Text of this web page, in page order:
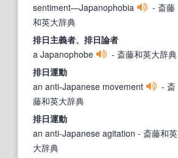
sentiment―Japanophobia
- 斎藤
和英大辞典
排日主義者、 排日論者
a Japanophobe
- 斎藤和英大辞典
排日運動
an anti-Japanese movement
- 斎
藤和英大辞典
排日運動
an anti-Japanese agitation - 斎藤和英
大辞典